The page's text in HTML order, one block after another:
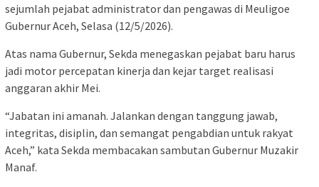
sejumlah pejabat administrator dan pengawas di Meuligoe
Gubernur Aceh, Selasa (12/5/2026).
Atas nama Gubernur, Sekda menegaskan pejabat baru harus
jadi motor percepatan kinerja dan kejar target realisasi
anggaran akhir Mei.
“Jabatan ini amanah. Jalankan dengan tanggung jawab,
integritas, disiplin, dan semangat pengabdian untuk rakyat
Aceh,” kata Sekda membacakan sambutan Gubernur Muzakir
Manaf.